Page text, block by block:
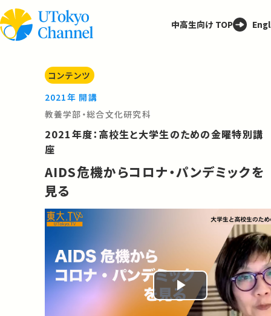
中高生向け TOP
コンテンツ
2021年 開講
教養学部・総合文化研究科
2021年度：高校生と大学生のための金曜特別講
座
AIDS危機からコロナ・パンデミックを
見る
Play